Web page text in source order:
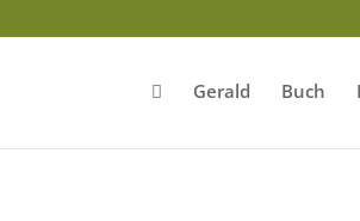
Gerald Buch